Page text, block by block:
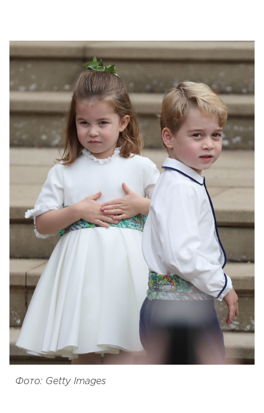
Фото: Getty Images